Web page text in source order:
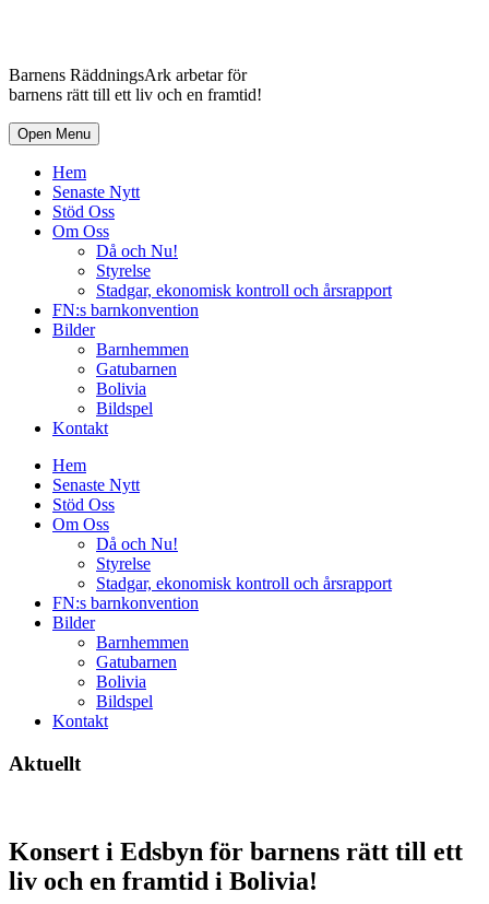
Barnens RäddningsArk arbetar för
barnens rätt till ett liv och en framtid!
Open Menu
Hem
Senaste Nytt
Stöd Oss
Om Oss
Då och Nu!
Styrelse
Stadgar, ekonomisk kontroll och årsrapport
FN:s barnkonvention
Bilder
Barnhemmen
Gatubarnen
Bolivia
Bildspel
Kontakt
Hem
Senaste Nytt
Stöd Oss
Om Oss
Då och Nu!
Styrelse
Stadgar, ekonomisk kontroll och årsrapport
FN:s barnkonvention
Bilder
Barnhemmen
Gatubarnen
Bolivia
Bildspel
Kontakt
Aktuellt
Konsert i Edsbyn för barnens rätt till ett
liv och en framtid i Bolivia!